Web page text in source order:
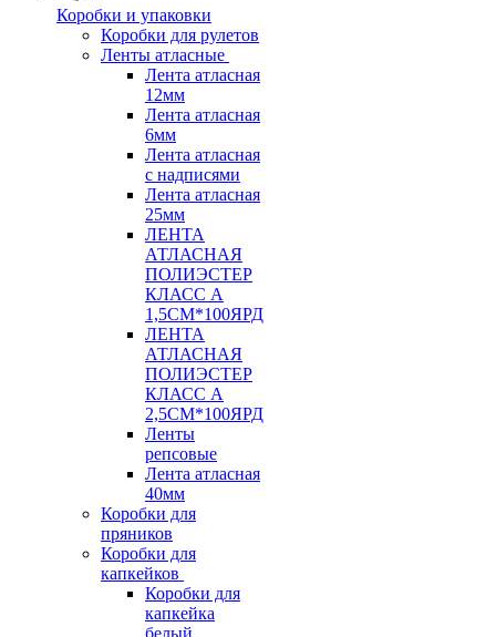
Коробки и упаковки
Коробки для рулетов
Ленты атласные
Лента атласная
12мм
Лента атласная
6мм
Лента атласная
с надписями
Лента атласная
25мм
ЛЕНТА
АТЛАСНАЯ
ПОЛИЭСТЕР
КЛАСС А
1,5СМ*100ЯРД
ЛЕНТА
АТЛАСНАЯ
ПОЛИЭСТЕР
КЛАСС А
2,5СМ*100ЯРД
Ленты
репсовые
Лента атласная
40мм
Коробки для
пряников
Коробки для
капкейков
Коробки для
капкейка
белый